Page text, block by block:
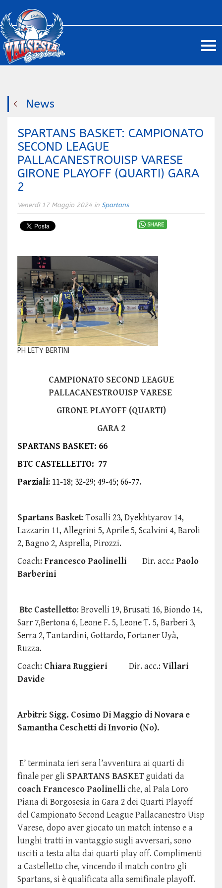
News
SPARTANS BASKET: CAMPIONATO
SECOND LEAGUE
PALLACANESTROUISP VARESE
GIRONE PLAYOFF (QUARTI) GARA
2
Venerdì 17 Maggio 2024 in Spartans
SHARE
PH LETY BERTINI
CAMPIONATO SECOND LEAGUE
PALLACANESTROUISP VARESE
GIRONE PLAYOFF (QUARTI)
GARA 2
SPARTANS BASKET: 66
BTC CASTELLETTO: 77
Parziali: 11-18; 32-29; 49-45; 66-77.
Spartans Basket: Tosalli 23, Dyekhtyarov 14,
Lazzarin 11, Allegrini 5, Aprile 5, Scalvini 4, Baroli
2, Bagno 2, Asprella, Pirozzi.
Coach: Francesco Paolinelli Dir. acc.: Paolo
Barberini
Btc Castelletto: Brovelli 19, Brusati 16, Biondo 14,
Sarr 7,Bertona 6, Leone F. 5, Leone T. 5, Barberi 3,
Serra 2, Tantardini, Gottardo, Fortaner Uyà,
Ruzza.
Coach: Chiara Ruggieri Dir. acc.: Villari
Davide
Arbitri: Sigg. Cosimo Di Maggio di Novara e
Samantha Ceschetti di Invorio (No).
E’ terminata ieri sera l’avventura ai quarti di
finale per gli SPARTANS BASKET guidati da
coach Francesco Paolinelliche, al Pala Loro
Piana di Borgosesia in Gara 2 dei Quarti Playoff
del Campionato Second League Pallacanestro Uisp
Varese, dopo aver giocato un match intenso e a
lunghi tratti in vantaggio sugli avversari, sono
usciti a testa alta dai quarti play off. Complimenti
a Castelletto che, vincendo il match contro gli
Spartans, si è qualificata alla semifinale playoff.